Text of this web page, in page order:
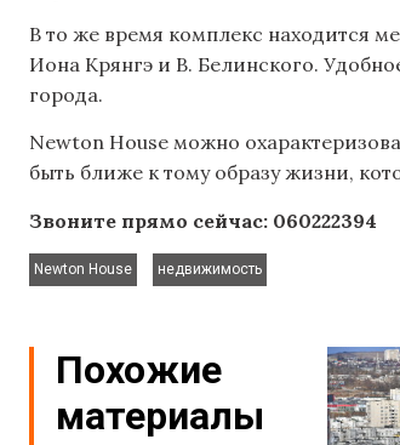
В то же время комплекс находится
Иона Крянгэ и В. Белинского.
города.
Newton House можно
быть ближе к тому образу жизни,
Звоните прямо сейчас: 060222394
Newton House
недвижимость
Похожие
материалы